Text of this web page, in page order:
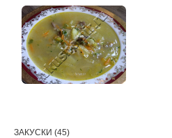
ЗАКУСКИ (45)